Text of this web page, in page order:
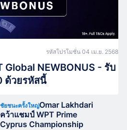
NEWBONUS - รับ
ด้วยรหัสนี้
รหัสโปรโมชั่น04 เม.ย. 2568
ชัยชนะครั้งใหญ่Omar Lakhdari
คว้าแชมป์ WPT Prime
Cyprus Championship